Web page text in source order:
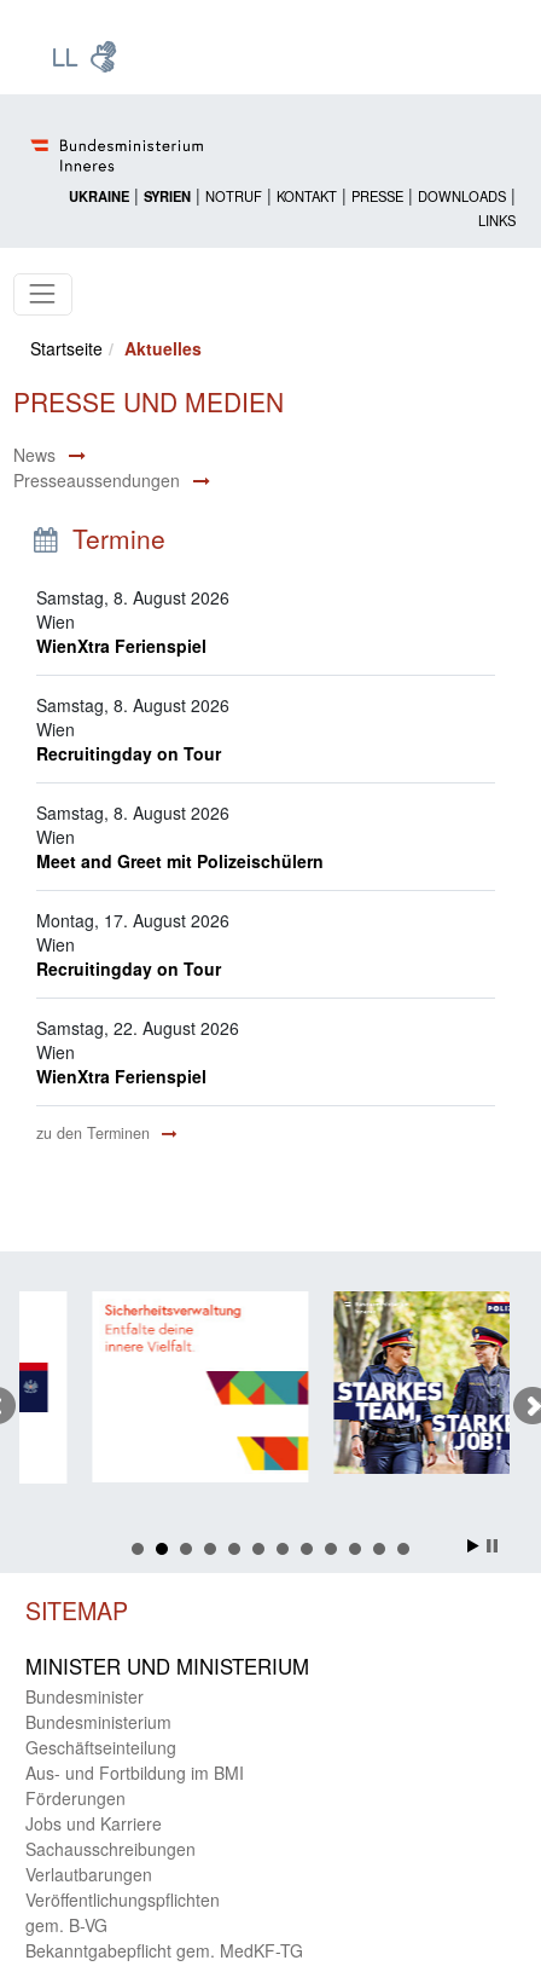
UKRAINE | SYRIEN | NOTRUF | KONTAKT | PRESSE | DOWNLOADS |
LINKS
Startseite Aktuelles
PRESSE UND MEDIEN
News
Presseaussendungen
Termine
Samstag, 8. August 2026
Wien
WienXtra Ferienspiel
Samstag, 8. August 2026
Wien
Recruitingday on Tour
Samstag, 8. August 2026
Wien
Meet and Greet mit Polizeischülern
Montag, 17. August 2026
Wien
Recruitingday on Tour
Samstag, 22. August 2026
Wien
WienXtra Ferienspiel
zu den Terminen
SITEMAP
MINISTER UND MINIST­ERIUM
Bundes­minister
Bundes­ministerium
Geschäfts­einteilung
Aus- und Fortbildung im BMI
Förderungen
Jobs und Karriere
Sachaus­schreibungen
Verlautbarungen
Veröffentlichungspflichten
gem. B-VG
Bekanntgabepflicht gem. MedKF-TG